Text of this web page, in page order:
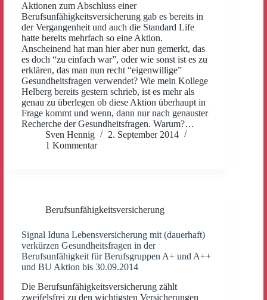
Aktionen zum Abschluss einer
Berufsunfähigkeitsversicherung gab es bereits in
der Vergangenheit und auch die Standard Life
hatte bereits mehrfach so eine Aktion.
Anscheinend hat man hier aber nun gemerkt, das
es doch “zu einfach war”, oder wie sonst ist es zu
erklären, das man nun recht “eigenwillige”
Gesundheitsfragen verwendet? Wie mein Kollege
Helberg bereits gestern schrieb, ist es mehr als
genau zu überlegen ob diese Aktion überhaupt in
Frage kommt und wenn, dann nur nach genauster
Recherche der Gesundheitsfragen. Warum?…
Sven Hennig
2. September 2014
1 Kommentar
Berufsunfähigkeitsversicherung
Signal Iduna Lebensversicherung mit (dauerhaft)
verkürzen Gesundheitsfragen in der
Berufsunfähigkeit für Berufsgruppen A+ und A++
und BU Aktion bis 30.09.2014
Die Berufsunfähigkeitsversicherung zählt
zweifelsfrei zu den wichtigsten Versicherungen